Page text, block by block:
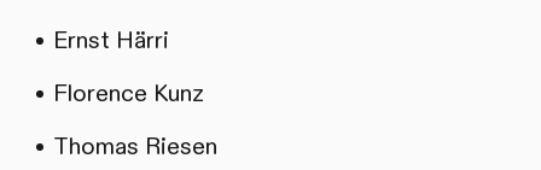
Ernst Härri
Florence Kunz
Thomas Riesen